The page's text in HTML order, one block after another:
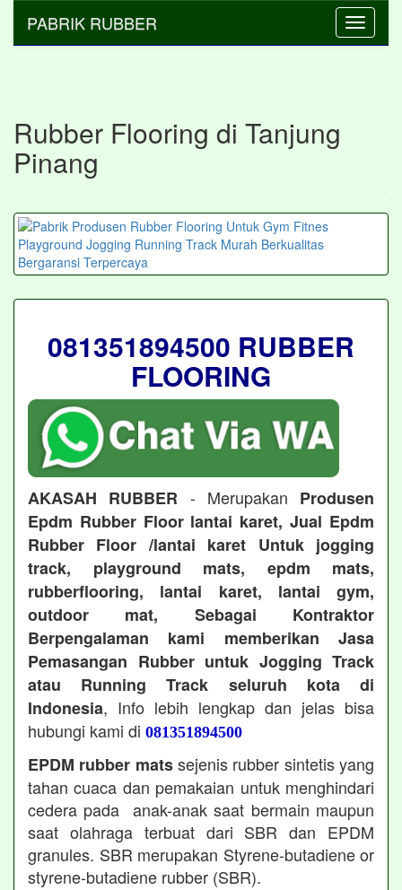
Toggle
PABRIK RUBBER
Rubber Flooring di Tanjung
Pinang
081351894500 RUBBER
FLOORING
AKASAH RUBBER - Merupakan Produsen
Epdm Rubber Floor lantai karet, Jual Epdm
Rubber Floor /lantai karet Untuk jogging
track, playground mats, epdm mats,
rubberflooring, lantai karet, lantai gym,
outdoor mat, Sebagai Kontraktor
Berpengalaman kami memberikan Jasa
Pemasangan Rubber untuk Jogging Track
atau Running Track seluruh kota di
Indonesia, Info lebih lengkap dan jelas bisa
hubungi kami di 081351894500
EPDM rubber matssejenis rubber sintetis yang
tahan cuaca dan pemakaian untuk menghindari
cedera pada anak-anak saat bermain maupun
saat olahraga terbuat dari SBR dan EPDM
granules. SBR merupakan Styrene-butadiene or
styrene-butadiene rubber (SBR).